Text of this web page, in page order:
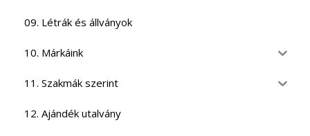
09. Létrák és állványok
10. Márkáink
11. Szakmák szerint
12. Ajándék utalvány